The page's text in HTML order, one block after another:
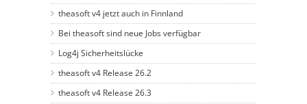
theasoft v4 jetzt auch in Finnland
Bei theasoft sind neue Jobs verfügbar
Log4j Sicherheitslücke
theasoft v4 Release 26.2
theasoft v4 Release 26.3